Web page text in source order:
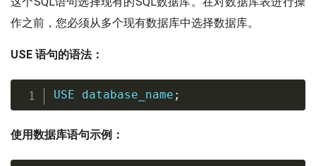
作之前，您必须从多个现有数据库中选择数据库。
USE 语句的语法：
USE database_name ;
使用数据库语句示例：